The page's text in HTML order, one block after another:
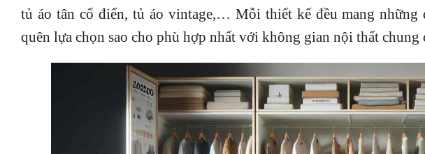
tủ áo tân cổ điển, tủ áo vintage,… Mỗi thiết kế đều mang những
quên lựa chọn sao cho phù hợp nhất với không gian nội thất chung